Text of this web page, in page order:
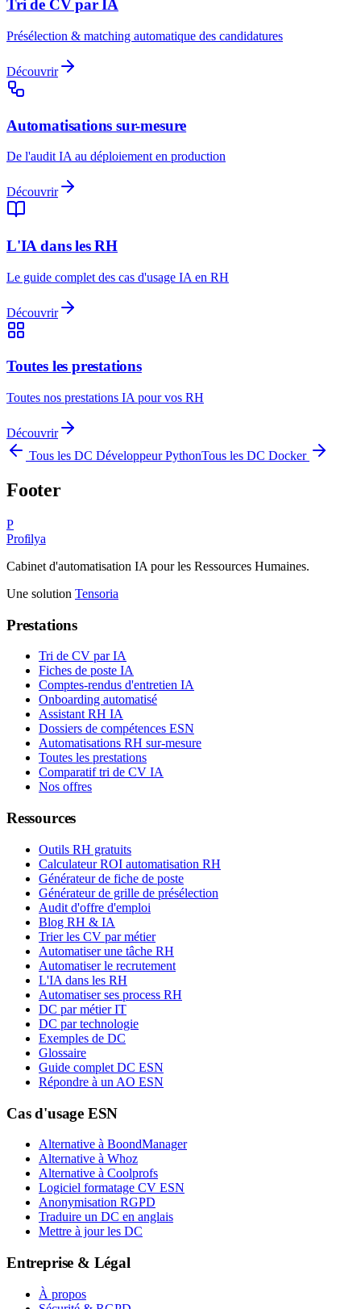
Tri de CV par IA
Présélection & matching automatique des candidatures
Découvrir
Automatisations sur-mesure
De l'audit IA au déploiement en production
Découvrir
L'IA dans les RH
Le guide complet des cas d'usage IA en RH
Découvrir
Toutes les prestations
Toutes nos prestations IA pour vos RH
Découvrir
Tous les DC Développeur PythonTous les DC Docker
Footer
P
Profilya
Cabinet d'automatisation IA pour les Ressources Humaines.
Une solution Tensoria
Prestations
Tri de CV par IA
Fiches de poste IA
Comptes-rendus d'entretien IA
Onboarding automatisé
Assistant RH IA
Dossiers de compétences ESN
Automatisations RH sur-mesure
Toutes les prestations
Comparatif tri de CV IA
Nos offres
Ressources
Outils RH gratuits
Calculateur ROI automatisation RH
Générateur de fiche de poste
Générateur de grille de présélection
Audit d'offre d'emploi
Blog RH & IA
Trier les CV par métier
Automatiser une tâche RH
Automatiser le recrutement
L'IA dans les RH
Automatiser ses process RH
DC par métier IT
DC par technologie
Exemples de DC
Glossaire
Guide complet DC ESN
Répondre à un AO ESN
Cas d'usage ESN
Alternative à BoondManager
Alternative à Whoz
Alternative à Coolprofs
Logiciel formatage CV ESN
Anonymisation RGPD
Traduire un DC en anglais
Mettre à jour les DC
Entreprise & Légal
À propos